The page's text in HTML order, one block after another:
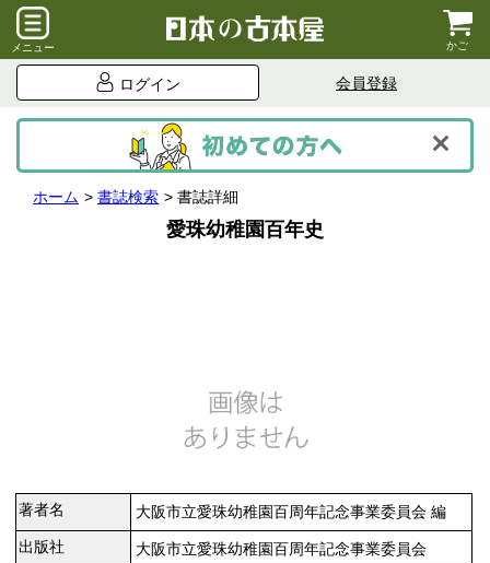
メニュー かご
ログイン 会員登録
ホーム 書誌検索 書誌詳細
愛珠幼稚園百年史
著者名
大阪市立愛珠幼稚園百周年記念事業委員会 編
出版社
大阪市立愛珠幼稚園百周年記念事業委員会